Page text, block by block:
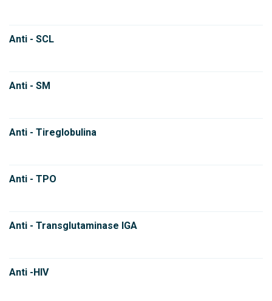
Anti - SCL
Anti - SM
Anti - Tireglobulina
Anti - TPO
Anti - Transglutaminase IGA
Anti -HIV